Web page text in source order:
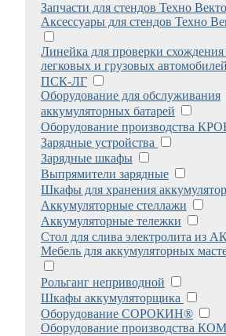
Запчасти для стендов Техно
Аксессуары для стендов Техно
Линейка для проверки схождения
легковых и грузовых автомобилей
ПСК-ЛГ
Оборудование для обслуживания
аккумуляторных батарей
Оборудование производства
Зарядные устройства
Зарядные шкафы
Выпрямители зарядные
Шкафы для хранения
Аккумуляторные стеллажи
Аккумуляторные тележки
Стол для слива электролита из
Мебель для аккумуляторных
Рольганг неприводной
Шкафы аккумуляторщика
Оборудование СОРОКИН®
Оборудование производства